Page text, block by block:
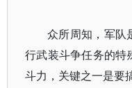
众所周知，军队
行武装斗争任务的特
斗力，关键之一是要